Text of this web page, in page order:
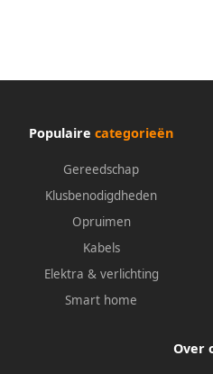
Populaire categorieën
Gereedschap
Klusbenodigdheden
Opruimen
Kabels
Elektra & verlichting
Smart home
Over